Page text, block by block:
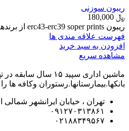
ریبون سوزنی
﷼
ریبون erc43-erc39 soper prints از برندهای معتبر در ریبونهای سوزن میباشد این ریبون در هردو پرینتر erc43و erc39 قابل استفاده میباشد و شامل گارانتی تعویض میباشد
فهرست علاقه مندی ها
افزودن به سبد خرید
مشاهده سریع
ماشین اداری
بانکها.بیمارستانها.رستوران و‌کافه ها
تهران ، خیابان ایرانشهر شمالی
۰۹۱۲۷۰۳۱۳۸۶۱
۰۲۱۸۸۳۴۹۵۶۷